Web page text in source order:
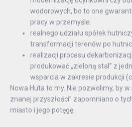
wodorowych, bo to one
pracy w przemyśle.
realnego udziału spółek
transformacji terenów po
realizacji procesu
produkować „zieloną stal” z
wsparcia w zakresie produkcji
Nowa Huta to my. Nie pozwolimy, by
znanej przyszłości” zapomniano o
miasto i jego potęgę.